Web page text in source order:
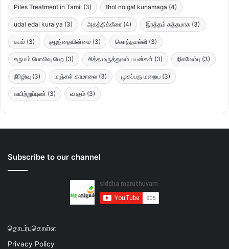
Piles Treatment in Tamil (3) thol noigal kunamaga (4)
udal edai kuraiya (3) அகத்திக்கீரை (4) இரத்தம் சுத்தமாக (3)
கபம் (3) குழந்தையின்மை (3) கொத்தமல்லி (3)
சருமம் பொலிவு பெற (3) சித்த மருத்துவம் பயன்கள் (3) நிலவேம்பு (3)
நீரிழிவு (3) மஞ்சள் காமாலை (3) முகப்பரு மறைய (3)
வயிற்றுப்புண் (3) வாதம் (3)
Subscribe to our channel
தொடர்புகொள்ள
Privacy Policy